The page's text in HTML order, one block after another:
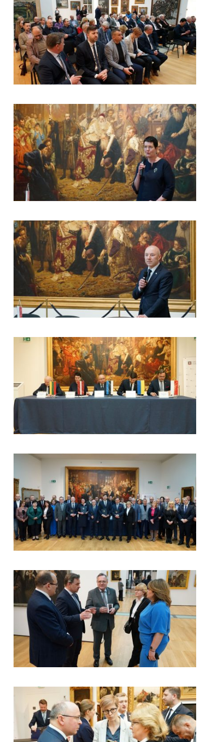
kliknięcie spowoduje powiększenie zdjęcia w galerii
kliknięcie spowoduje powiększenie zdjęcia w galerii
kliknięcie spowoduje powiększenie zdjęcia w galerii
kliknięcie spowoduje powiększenie zdjęcia w galerii
kliknięcie spowoduje powiększenie zdjęcia w galerii
kliknięcie spowoduje powiększenie zdjęcia w galerii